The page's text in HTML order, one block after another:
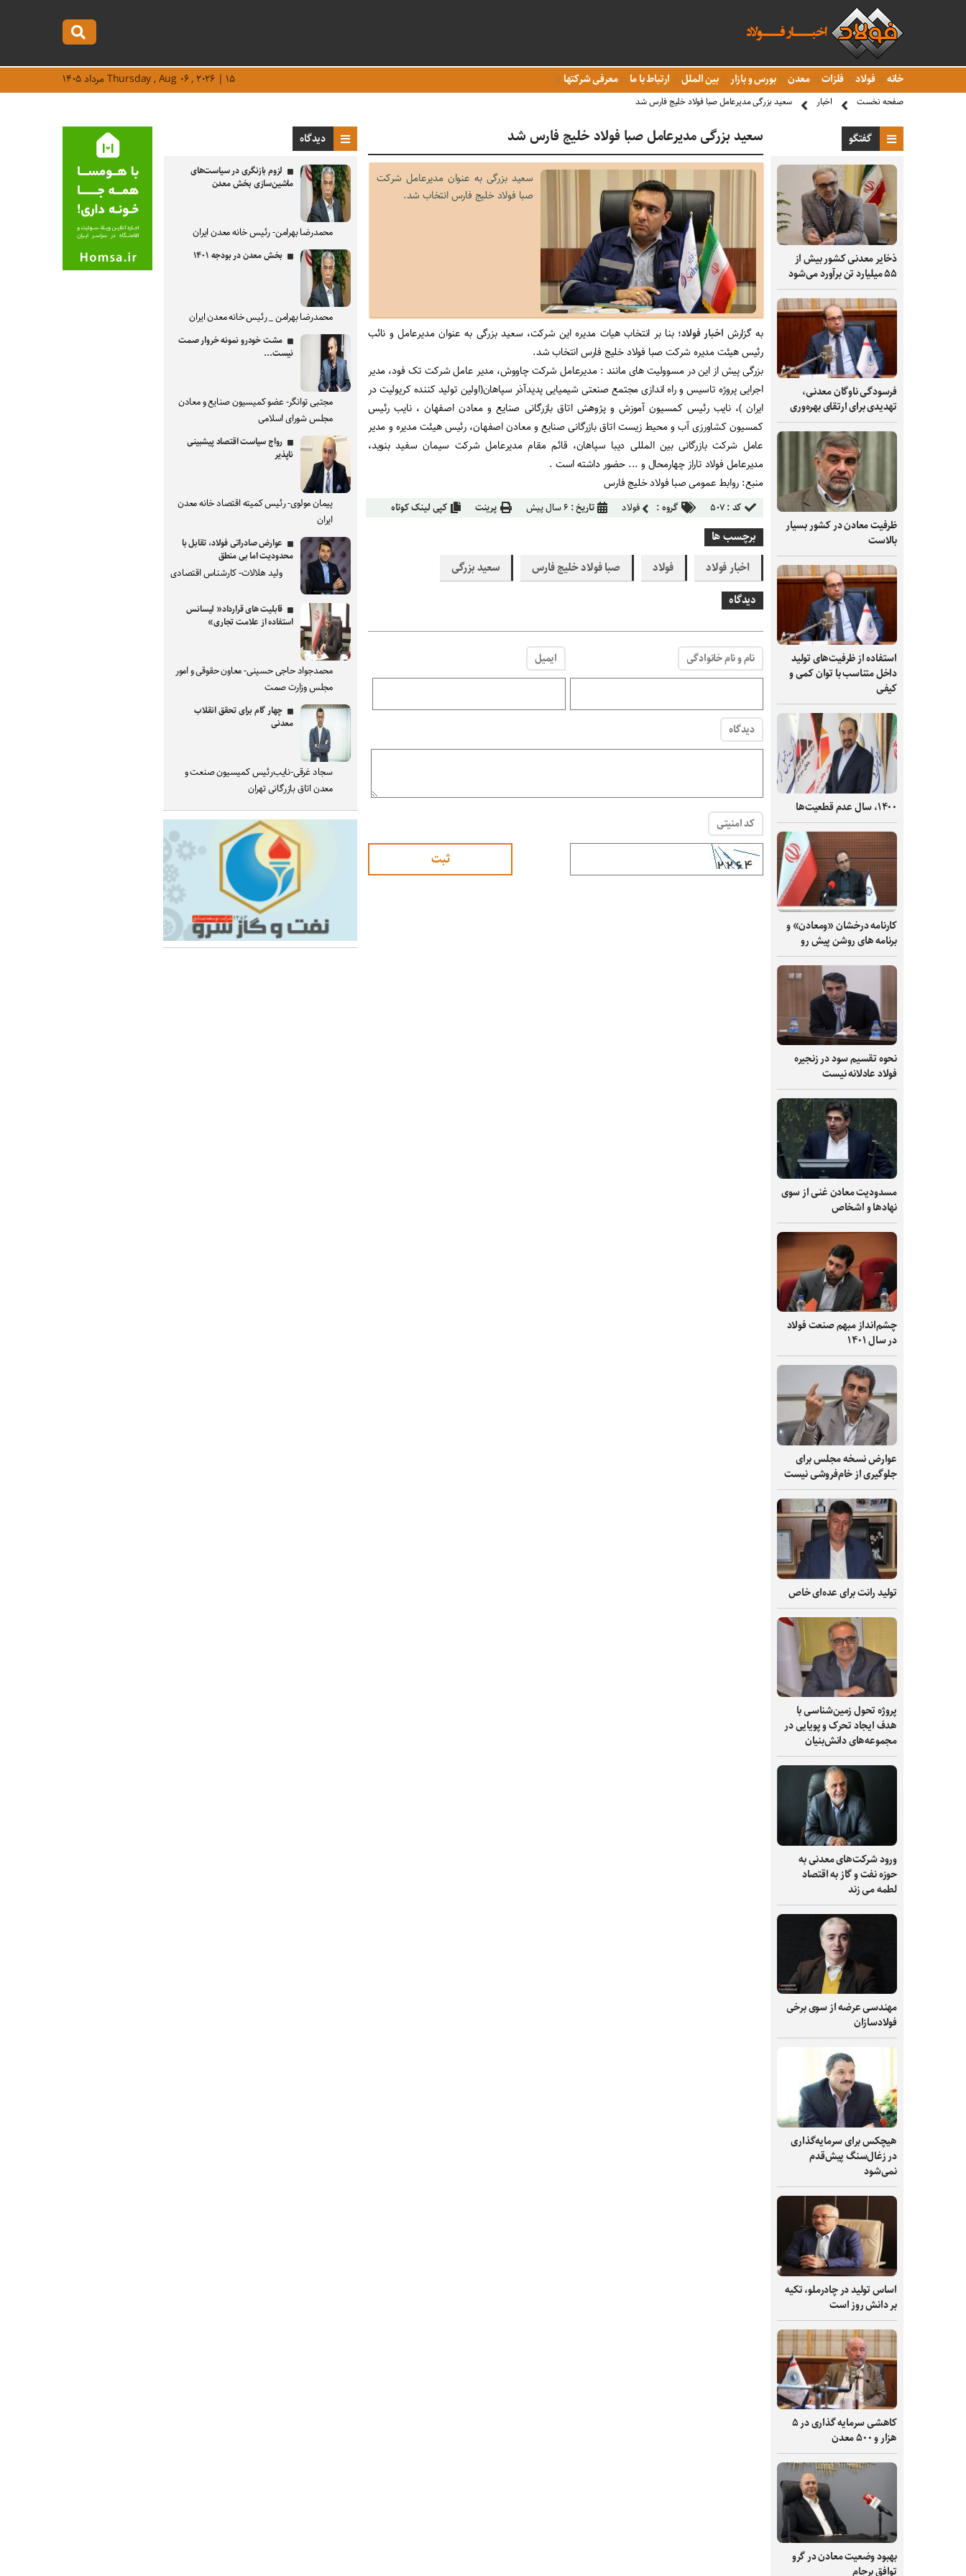
خانه فولاد فلزات معدن بورس و بازار بین الملل ارتباط با ما معرفی شرکتها Thursday , Aug ۰۶ , ۲۰۲۶ | ۱۵ مرداد ۱۴۰۵
صفحه نخست اخبار سعید بزرگی مدیرعامل صبا فولاد خلیج فارس شد
گفتگو
ذخایر معدنی کشور بیش از
۵۵ میلیارد تن برآورد می‌شود
فرسودگی ناوگان معدنی،
تهدیدی برای ارتقای بهره‌وری
ظرفیت‌ معادن در کشور بسیار
بالاست
استفاده از ظرفیت‌های تولید
داخل متناسب با توان کمی و
کیفی
۱۴۰۰، سال عدم قطعیت‌ها
کارنامه درخشان «ومعادن» و
برنامه های روشن پیش رو
نحوه تقسیم سود در زنجیره
فولاد عادلانه نیست
مسدودیت معادن غنی از سوی
نهادها و اشخاص
چشم‌انداز مبهم صنعت فولاد
در سال ۱۴۰۱
عوارض نسخه مجلس برای
جلوگیری از خام‌فروشی نیست
تولید رانت برای عده‌ای خاص
پروژه تحول زمین‌شناسی با
هدف ایجاد تحرک و پویایی در
مجموعه‌های دانش‌بنیان
ورود شرکت‌های معدنی به
حوزه نفت و گاز به اقتصاد
لطمه می زند
مهندسی عرضه از سوی برخی
فولادسازان
هیچکس برای سرمایه‌گذاری
در زغال‌سنگ پیش‌قدم
نمی‌شود
اساس تولید در چادرملو، تکیه
بر دانش‌ روز است
کاهشی سرمایه گذاری در ۵
هزار و ۵۰۰ معدن
بهبود وضعیت معادن در گرو
توافق برجام
سعید بزرگی مدیرعامل صبا فولاد خلیج فارس شد
سعید بزرگی به عنوان مدیرعامل شرکت
صبا فولاد خلیج فارس انتخاب شد.
به گزارش اخبار فولاد؛ بنا بر انتخاب هیات مدیره این شرکت، سعید بزرگی به عنوان مدیرعامل و نائب
رئیس هیئت مدیره شرکت صبا فولاد خلیج فارس انتخاب شد.
بزرگی پیش از این در مسوولیت های مانند : مدیرعامل شرکت چاووش، مدیر عامل شرکت تک فود، مدیر
اجرایی پروژه تاسیس و راه اندازی مجتمع صنعتی شیمیایی پدیدآذر سپاهان(اولین تولید کننده کریولیت در
ایران )، نایب رئیس کمسیون آموزش و پژوهش اتاق بازرگانی صنایع و معادن اصفهان ، نایب رئیس
کمسیون کشاورزی آب و محیط زیست اتاق بازرگانی صنایع و معادن اصفهان، رئیس هیئت مدیره و مدیر
عامل شرکت بازرگانی بین المللی دیبا سپاهان، قائم مقام مدیرعامل شرکت سیمان سفید بنوید،
مدیرعامل فولاد تاراز چهارمحال و ... حضور داشته است .
منبع: روابط عمومی صبا فولاد خلیج فارس
کد :۵۰۷ گروه : فولاد تاریخ : ۶ سال پیش پرینت کپی لینک کوتاه
برچسب ها
اخبار فولاد
فولاد صبا فولاد خلیج فارس
سعید بزرگی
دیدگاه
نام و نام خانوادگی ایمیل
دیدگاه
کد امنیتی
دیدگاه
لزوم بازنگری در سیاست‌های
ماشین‌سازی بخش معدن
محمدرضا بهرامن- رئیس خانه معدن ایران
بخش معدن در بودجه ۱۴۰۱
محمدرضا بهرامن _ رئیس خانه معدن ایران
مشت خودرو نمونه خروار صمت
نیست...
مجتبی توانگر- عضو کمیسیون صنایع و معادن
مجلس شورای اسلامی
رواج سیاست اقتصاد پیشبینی
ناپذیر
پیمان مولوی- رئیس کمیته اقتصاد خانه معدن
ایران
عوارض صادراتی فولاد، تقابل با
محدودیت اما بی منطق
ولید هلالات- کارشناس اقتصادی
قابلیت های قرارداد« لیسانس
استفاده از علامت تجاری»
محمدجواد حاجی حسینی- معاون حقوقی و امور
مجلس وزارت صمت
چهار گام برای تحقق انقلاب
معدنی
سجاد غرقی-نایب‌رئیس کمیسیون صنعت و
معدن اتاق بازرگانی تهران